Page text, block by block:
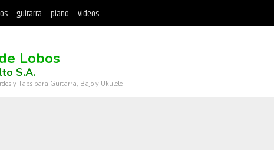
guitarra piano videos
Lobos
S.A.
y Tabs para Guitarra, Bajo y Ukulele